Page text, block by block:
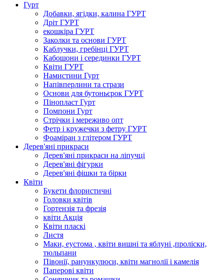
Гурт
Добавки, ягідки, калина ГУРТ
Дріт ГУРТ
екошкіра ГУРТ
Заколки та основи ГУРТ
Каблучки, гребінці ГУРТ
Кабошони і серединки ГУРТ
Квіти ГУРТ
Намистини Гурт
Напівперлини та стрази
Основи для бутоньєрок ГУРТ
Пінопласт Гурт
Помпони Гурт
Стрічки і мереживо опт
Фетр і кружечки з фетру ГУРТ
Фоаміран з глітером ГУРТ
Дерев'яні прикраси
Дерев'яні прикраси на ліпучці
Дерев'яні фігурки
Дерев'яні фішки та бірки
Квіти
Букети флористичні
Головки квітів
Гортензія та фрезія
квіти Акція
Квіти пласкі
Листя
Маки, еустома , квіти вишні та яблуні ,проліски,
тюльпани
Півонії, ранункулюси, квіти магнолії і камелія
Паперові квіти